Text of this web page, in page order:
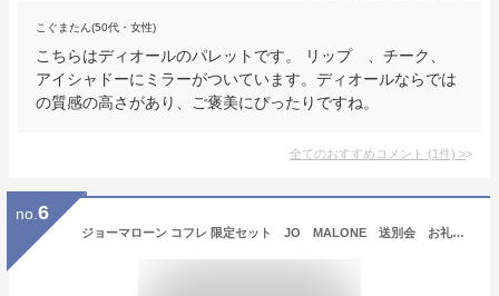
こぐまたん(50代・女性)
こちらはディオールのパレットです。 リップ 、チーク、
アイシャドーにミラーがついています。ディオールならでは
の質感の高さがあり、ご褒美にぴったりですね。
全てのおすすめコメント (1件) >
no. 6
ジョーマローン コフレ 限定セット JO MALONE 送別会 お礼 ギフト 母の日 ギフト プレゼントに 祝い ピオニー ＆レッドローズ クリスマス バレンタイン ホワイトデー 母の日